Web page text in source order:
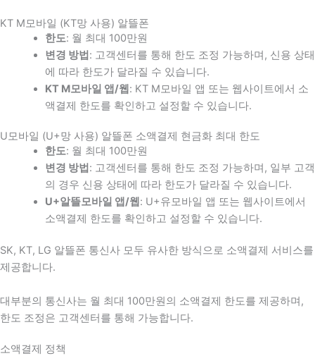
KT M모바일 (KT망 사용) 알뜰폰
한도: 월 최대 100만원
변경 방법 : 고객센터를 통해 한도 조정 가능하며, 신용 상태
에 따라 한도가 달라질 수 있습니다.
KT M모바일 앱/웹 : KT M모바일 앱 또는 웹사이트에서 소
액결제 한도를 확인하고 설정할 수 있습니다.
U모바일 (U+망 사용) 알뜰폰 소액결제 현금화 최대 한도
한도: 월 최대 100만원
변경 방법 : 고객센터를 통해 한도 조정 가능하며, 일부 고객
의 경우 신용 상태에 따라 한도가 달라질 수 있습니다.
U+알뜰모바일 앱/웹 : U+유모바일 앱 또는 웹사이트에서
소액결제 한도를 확인하고 설정할 수 있습니다.
SK, KT, LG 알뜰폰 통신사 모두 유사한 방식으로 소액결제 서비스를
제공합니다.
대부분의 통신사는 월 최대 100만원의 소액결제 한도를 제공하며,
한도 조정은 고객센터를 통해 가능합니다.
소액결제 정책